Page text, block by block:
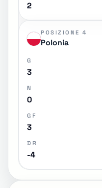
2
POSIZIONE 4
Polonia
G
3
N
0
GF
3
DR
-4